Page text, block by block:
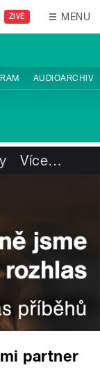
ŽIVĚ MENU
AUDIOARCHIV
Více…
partner